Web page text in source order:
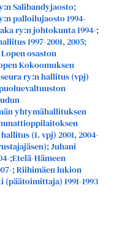
Salibandyjaosto;
palloilujaosto 1994-
ry:n johtokunta 1994-;
1997-2001, 2005;
osaston
Kokoomuksen
ry:n hallitus (vpj)
yhtymähallituksen
(1. vpj) 2001, 2004-
Juhani
;Etelä-Hämeen
; Riihimäen lukion
(päätoimittaja) 1991-1993